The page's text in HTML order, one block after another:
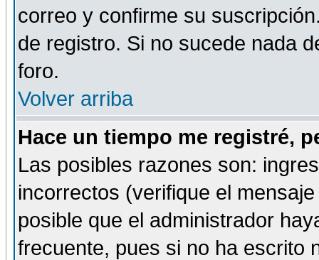
correo y confirme su
de registro. Si no sucede nada
foro.
Volver arriba
Hace un tiempo me registré,
Las posibles razones son:
incorrectos (verifique el
posible que el administrador
frecuente, pues si no ha escrito